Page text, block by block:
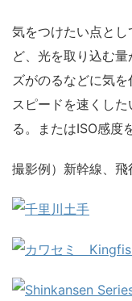
気をつけたい点と
ど、光を取り込む
ズがのるなどに気
スピードを速くし
る。またはISO感度
撮影例）新幹線、飛